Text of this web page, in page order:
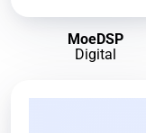
MoeDSP
Digital